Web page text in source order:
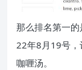
那么排名第一
22年8月19号，
咖喱汤。